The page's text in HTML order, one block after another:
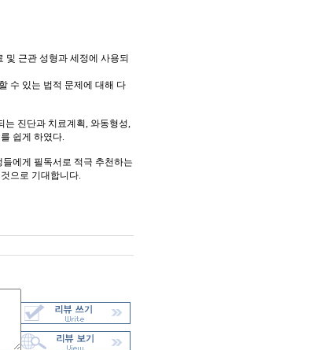
및 근관 성형과 세정에 사용되
수 있는 법적 문제에 대해 다
는 진단과 치료계획, 와동형성,
쉽게 하였다.
에게 필독서로 적극 추천하는
으로 기대합니다.